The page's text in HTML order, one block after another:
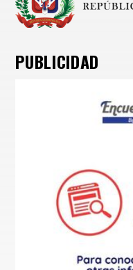
PUBLICIDAD